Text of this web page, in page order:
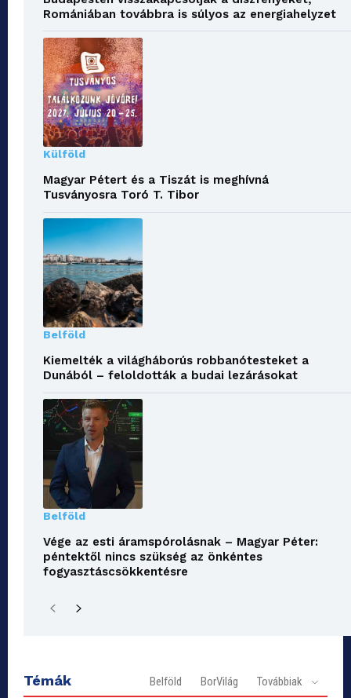
Romániában továbbra is súlyos az energiahelyzet
Külföld
Magyar Pétert és a Tiszát is meghívná
Tusványosra Toró T. Tibor
Belföld
Kiemelték a világháborús robbanótesteket a
Dunából – feloldották a budai lezárásokat
Belföld
Vége az esti áramspórolásnak – Magyar Péter:
péntektől nincs szükség az önkéntes
fogyasztáscsökkentésre
Témák Belföld BorVilág Továbbiak